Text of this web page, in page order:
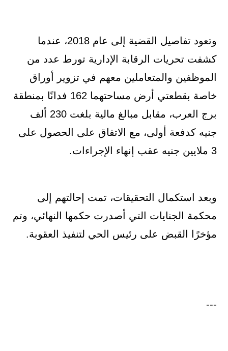
وتعود تفاصيل القضية إلى عام 2018، عندما
كشفت تحريات الرقابة الإدارية تورط عدد من
الموظفين والمتعاملين معهم في تزوير أوراق
خاصة بقطعتي أرض مساحتهما 162 فدانًا بمنطقة
برج العرب، مقابل مبالغ مالية بلغت 230 ألف
جنيه كدفعة أولى، مع الاتفاق على الحصول على
3 ملايين جنيه عقب إنهاء الإجراءات.
وبعد استكمال التحقيقات، تمت إحالتهم إلى
محكمة الجنايات التي أصدرت حكمها النهائي، وتم
مؤخرًا القبض على رئيس الحي لتنفيذ العقوبة.
---